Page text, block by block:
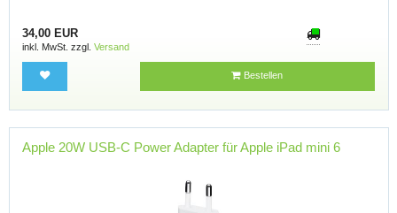
34,00 EUR
inkl. MwSt. zzgl. Versand
Bestellen
Apple 20W USB-C Power Adapter für Apple iPad mini 6